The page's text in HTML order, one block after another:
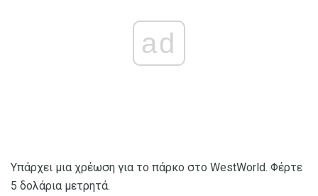
ad
Υπάρχει μια χρέωση για το πάρκο στο WestWorld. Φέρτε
5 δολάρια μετρητά.